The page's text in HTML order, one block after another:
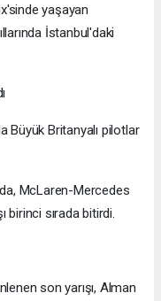
yaşayan
İstanbul'daki
Büyük Britanyalı pilotlar
McLaren-Mercedes
birinci sırada bitirdi.
son yarışı, Alman